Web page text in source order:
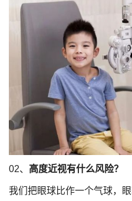
02、 高度近视有什么风险？
我们把眼球比作一个气球，